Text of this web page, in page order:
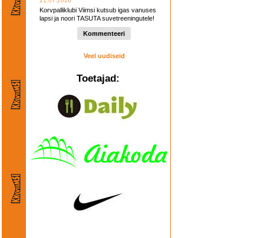
Korvpalliklubi Viimsi kutsub igas vanuses
lapsi ja noori TASUTA suvetreeningutele!
Kommenteeri
Veel uudiseid
Toetajad: